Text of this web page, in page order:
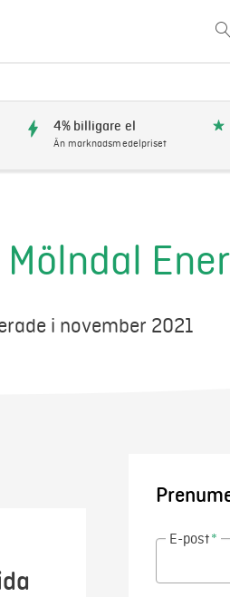
4% billigare el
Än marknadsmedelpriset
i november 2021
E-post*